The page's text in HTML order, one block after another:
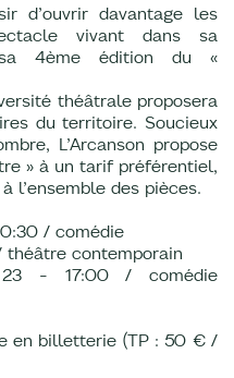
d’ouvrir davantage les
vivant dans sa
sa 4ème édition du «
théâtrale proposera
du territoire. Soucieux
L’Arcanson propose
» à un tarif préférentiel,
l’ensemble des pièces.
/ comédie
contemporain
23 - 17:00 / comédie
en billetterie (TP : 50 € /